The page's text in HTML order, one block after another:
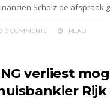
Scholz de afspraak
0 COMMENTS READ
verliest
Rijk